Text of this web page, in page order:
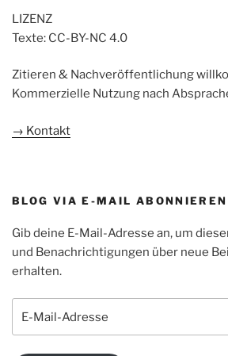
LIZENZ
Texte: CC-BY-NC 4.0
Zitieren & Nachveröffentlichung
Kommerzielle Nutzung nach
→ Kontakt
BLOG VIA E-MAIL ABONNIEREN
Gib deine E-Mail-Adresse an, um
und Benachrichtigungen über neue
erhalten.
Mail-